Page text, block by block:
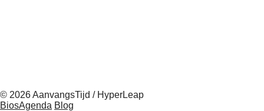
© 2026 AanvangsTijd / HyperLeap
BiosAgenda Blog